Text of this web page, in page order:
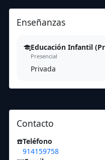
Enseñanzas
Educación Infantil
Presencial
Privada
Contacto
☎️Teléfono
914159758